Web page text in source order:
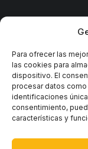
Para ofrecer las
las cookies para
dispositivo. El
procesar datos
identificaciones
consentimiento,
características y